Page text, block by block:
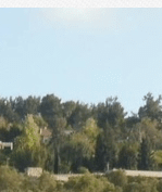
Menu
<
>